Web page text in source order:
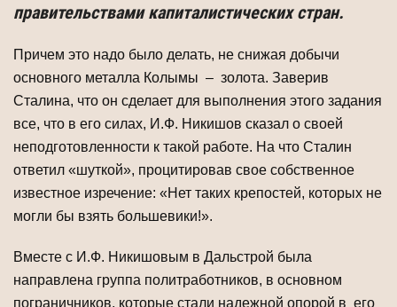
правительствами капиталистических стран.
Причем это надо было делать, не снижая добычи
основного металла Колымы – золота. Заверив
Сталина, что он сделает для выполнения этого задания
все, что в его силах, И.Ф. Никишов сказал о своей
неподготовленности к такой работе. На что Сталин
ответил «шуткой», процитировав свое собственное
известное изречение: «Нет таких крепостей, которых не
могли бы взять большевики!».
Вместе с И.Ф. Никишовым в Дальстрой была
направлена группа политработников, в основном
пограничников, которые стали надежной опорой в его